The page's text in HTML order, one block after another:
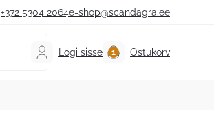
+372 5304 2064e-shop@scandagra.ee
Logi sisse Ostukorv